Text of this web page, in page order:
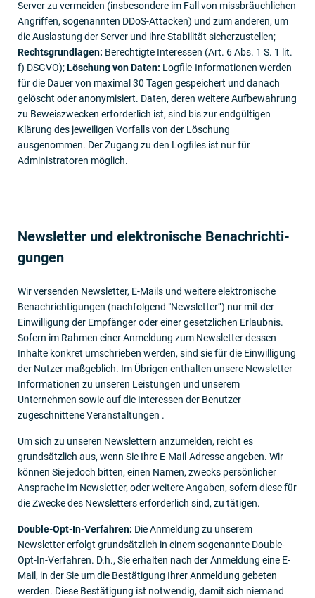
Server zu vermeiden (insbesondere im Fall von missbräuchlichen
Angriffen, sogenannten DDoS-Attacken) und zum anderen, um
die Auslastung der Server und ihre Stabilität sicherzustellen;
Rechtsgrundlagen: Berechtigte Interessen (Art. 6 Abs. 1 S. 1 lit.
f) DSGVO);Löschung von Daten: Logfile-Informationen werden
für die Dauer von maximal 30 Tagen gespeichert und danach
gelöscht oder anonymisiert. Daten, deren weitere Aufbewahrung
zu Beweiszwecken erforderlich ist, sind bis zur endgültigen
Klärung des jeweiligen Vorfalls von der Löschung
ausgenommen. Der Zugang zu den Logfiles ist nur für
Administratoren möglich.
Newsletter und elektronische Benachrichti­
gungen
Wir versenden Newsletter, E-Mails und weitere elektronische
Benachrichtigungen (nachfolgend "Newsletter“) nur mit der
Einwilligung der Empfänger oder einer gesetzlichen Erlaubnis.
Sofern im Rahmen einer Anmeldung zum Newsletter dessen
Inhalte konkret umschrieben werden, sind sie für die Einwilligung
der Nutzer maßgeblich. Im Übrigen enthalten unsere Newsletter
Informationen zu unseren Leistungen und unserem
Unternehmen sowie auf die Interessen der Benutzer
zugeschnittene Veranstaltungen .
Um sich zu unseren Newslettern anzumelden, reicht es
grundsätzlich aus, wenn Sie Ihre E-Mail-Adresse angeben. Wir
können Sie jedoch bitten, einen Namen, zwecks persönlicher
Ansprache im Newsletter, oder weitere Angaben, sofern diese für
die Zwecke des Newsletters erforderlich sind, zu tätigen.
Double-Opt-In-Verfahren: Die Anmeldung zu unserem
Newsletter erfolgt grundsätzlich in einem sogenannte Double-
Opt-In-Verfahren. D.h., Sie erhalten nach der Anmeldung eine E-
Mail, in der Sie um die Bestätigung Ihrer Anmeldung gebeten
werden. Diese Bestätigung ist notwendig, damit sich niemand